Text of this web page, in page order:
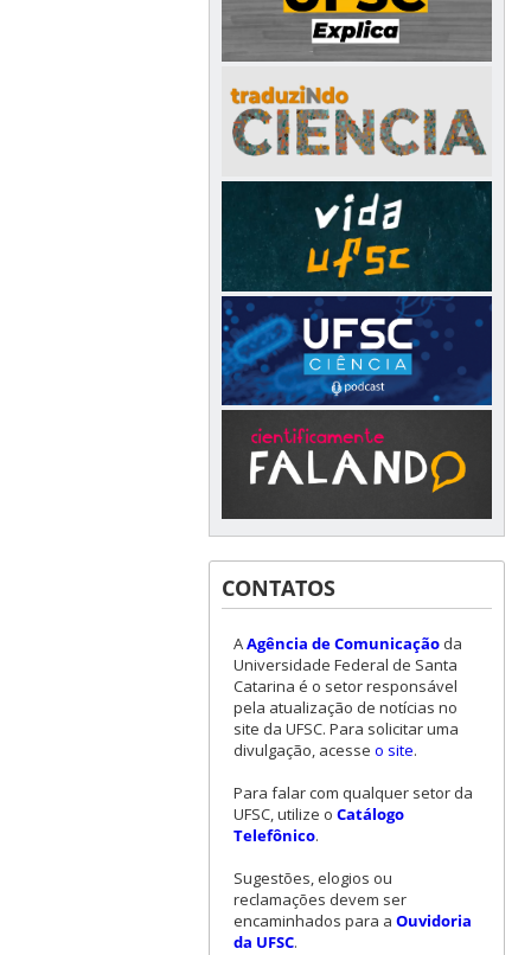
CONTATOS
AAgência de Comunicaçãoda
Universidade Federal de Santa
Catarina é o setor responsável
pela atualização de notícias no
site da UFSC. Para solicitar uma
divulgação, acesse o site.
Para falar com qualquer setor da
UFSC, utilize o Catálogo
Telefônico.
Sugestões, elogios ou
reclamações devem ser
encaminhados para a Ouvidoria
da UFSC.